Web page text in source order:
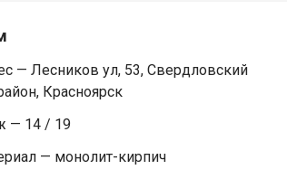
— Лесников ул, 53, Свердловский
Красноярск
— 14 / 19
— монолит-кирпич